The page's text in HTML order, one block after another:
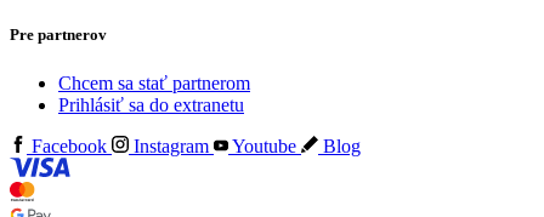
Pre partnerov
Chcem sa stať partnerom
Prihlásiť sa do extranetu
Facebook
Instagram Youtube Blog